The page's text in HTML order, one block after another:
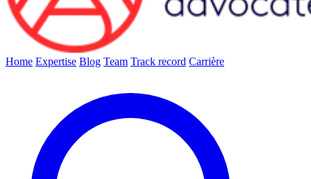
Home Expertise Blog Team Track record Carrière